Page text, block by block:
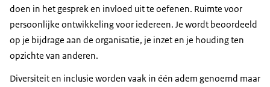
doen in het gesprek en invloed uit te oefenen. Ruimte voor
persoonlijke ontwikkeling voor iedereen. Je wordt beoordeeld
op je bijdrage aan de organisatie, je inzet en je houding ten
opzichte van anderen.
Diversiteit en inclusie worden vaak in één adem genoemd maar